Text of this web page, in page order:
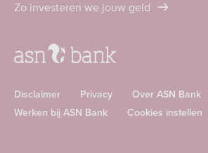
Zo investeren we jouw geld
Disclaimer Privacy
Over ASN Bank
Werken bij ASN Bank
Cookies instellen